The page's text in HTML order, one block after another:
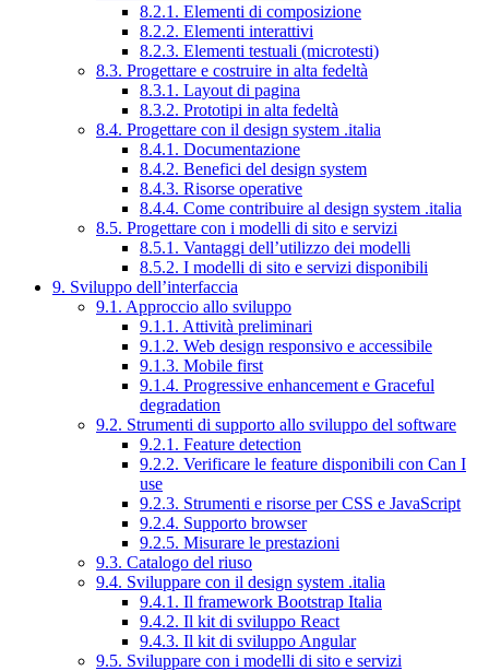
8.2.1. Elementi di composizione
8.2.2. Elementi interattivi
8.2.3. Elementi testuali (microtesti)
8.3. Progettare e costruire in alta fedeltà
8.3.1. Layout di pagina
8.3.2. Prototipi in alta fedeltà
8.4. Progettare con il design system .italia
8.4.1. Documentazione
8.4.2. Benefici del design system
8.4.3. Risorse operative
8.4.4. Come contribuire al design system .italia
8.5. Progettare con i modelli di sito e servizi
8.5.1. Vantaggi dell’utilizzo dei modelli
8.5.2. I modelli di sito e servizi disponibili
9. Sviluppo dell’interfaccia
9.1. Approccio allo sviluppo
9.1.1. Attività preliminari
9.1.2. Web design responsivo e accessibile
9.1.3. Mobile first
9.1.4. Progressive enhancement e Graceful
degradation
9.2. Strumenti di supporto allo sviluppo del software
9.2.1. Feature detection
9.2.2. Verificare le feature disponibili con Can I
use
9.2.3. Strumenti e risorse per CSS e JavaScript
9.2.4. Supporto browser
9.2.5. Misurare le prestazioni
9.3. Catalogo del riuso
9.4. Sviluppare con il design system .italia
9.4.1. Il framework Bootstrap Italia
9.4.2. Il kit di sviluppo React
9.4.3. Il kit di sviluppo Angular
9.5. Sviluppare con i modelli di sito e servizi